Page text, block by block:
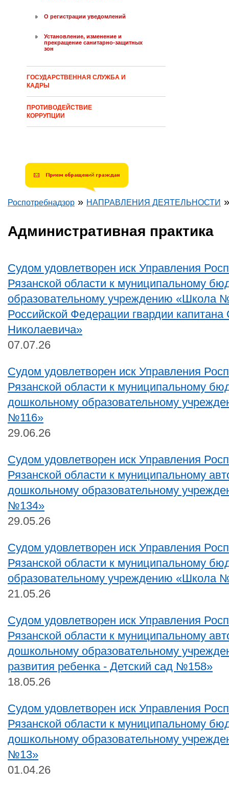
О регистрации уведомлений
Установление, изменение и
прекращение санитарно-защитных
зон
ГОСУДАРСТВЕННАЯ СЛУЖБА И
КАДРЫ
ПРОТИВОДЕЙСТВИЕ
КОРРУПЦИИ
Роспотребнадзор » НАПРАВЛЕНИЯ ДЕЯТЕЛЬНОСТИ »
Административная практика
Судом удовлетворен иск Управления
Рязанской области к муниципальному
образовательному учреждению «Школа
Российской Федерации гвардии
Николаевича»
07.07.26
Судом удовлетворен иск Управления
Рязанской области к муниципальному
дошкольному образовательному
№116»
29.06.26
Судом удовлетворен иск Управления
Рязанской области к муниципальному
дошкольному образовательному
№134»
29.05.26
Судом удовлетворен иск Управления
Рязанской области к муниципальному
образовательному учреждению «Школа
21.05.26
Судом удовлетворен иск Управления
Рязанской области к муниципальному
дошкольному образовательному
развития ребенка - Детский сад №158»
18.05.26
Судом удовлетворен иск Управления
Рязанской области к муниципальному
дошкольному образовательному
№13»
01.04.26